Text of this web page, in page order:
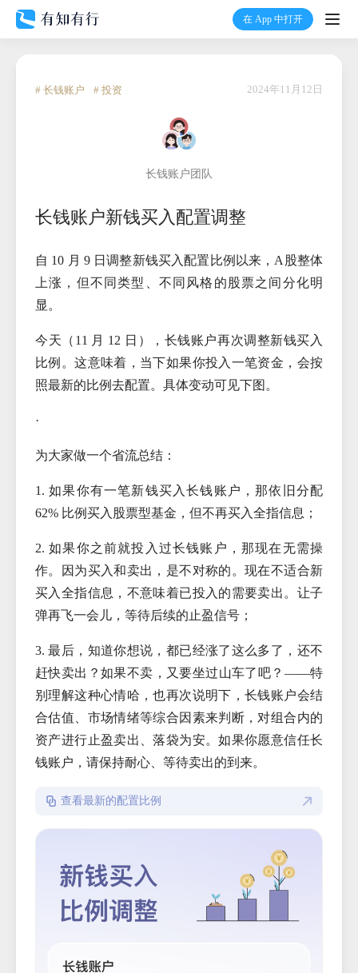
在 App 中打开
打
有知
有行
温度计
# 长钱账户 # 投资 2024年11月12日
长钱账户团队
长钱账户新钱买入配置调整
自 10 月 9 日调整新钱买入配置比例以来，A股整体
上涨，但不同类型、不同风格的股票之间分化明
显。
今天（11 月 12 日），长钱账户再次调整新钱买入
比例。这意味着，当下如果你投入一笔资金，会按
照最新的比例去配置。具体变动可见下图。
·
为大家做一个省流总结：
1. 如果你有一笔新钱买入长钱账户，那依旧分配
62% 比例买入股票型基金，但不再买入全指信息；
2. 如果你之前就投入过长钱账户，那现在无需操
作。因为买入和卖出，是不对称的。现在不适合新
买入全指信息，不意味着已投入的需要卖出。让子
弹再飞一会儿，等待后续的止盈信号；
3. 最后，知道你想说，都已经涨了这么多了，还不
赶快卖出？如果不卖，又要坐过山车了吧？——特
别理解这种心情哈，也再次说明下，长钱账户会结
合估值、市场情绪等综合因素来判断，对组合内的
资产进行止盈卖出、落袋为安。如果你愿意信任长
钱账户，请保持耐心、等待卖出的到来。
查看最新的配置比例